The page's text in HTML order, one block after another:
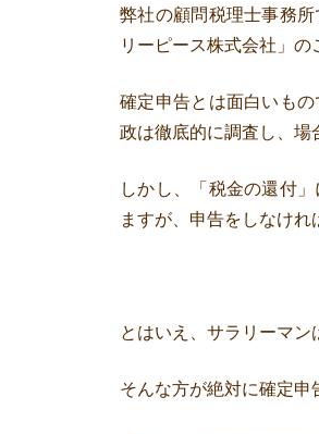
弊社の顧問税理士事務
リーピース株式会社」
確定申告とは面白いも
政は徹底的に調査し、場
しかし、「税金の還付
ますが、申告をしなけ
とはいえ、サラリーマ
そんな方が絶対に確定